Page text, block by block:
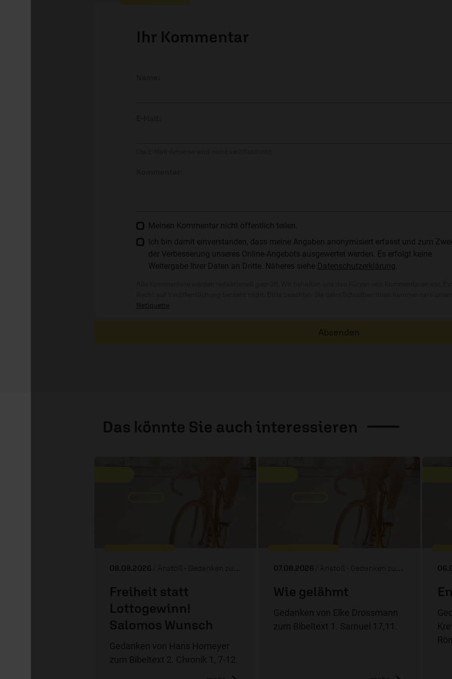
Ihr Kommentar
Meinen Kommentar nicht öffentlich teilen.
Ich bin damit einverstanden, dass meine Angaben anonymisiert erfasst und zum
der Verbesserung unseres Online-Angebots ausgewertet werden. Es erfolgt keine
Weitergabe Ihrer Daten an Dritte. Näheres siehe Datenschutzerklärung
Netiquette
Absenden
Das könnte Sie auch interessieren
08.08.2026 / Anstoß - Gedanken zum Tag
Freiheit statt
Lottogewinn!
Salomos Wunsch
Gedanken von Hans Homeyer
zum Bibeltext 2. Chronik 1, 7-12.
07.08.2026 / Anstoß - Gedanken zum Tag
Wie gelähmt
Gedanken von Elke Drossmann
zum Bibeltext 1. Samuel 17,11.